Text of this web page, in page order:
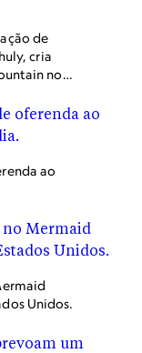
de
cria
no
flores,
O
de
ao
Unidos.